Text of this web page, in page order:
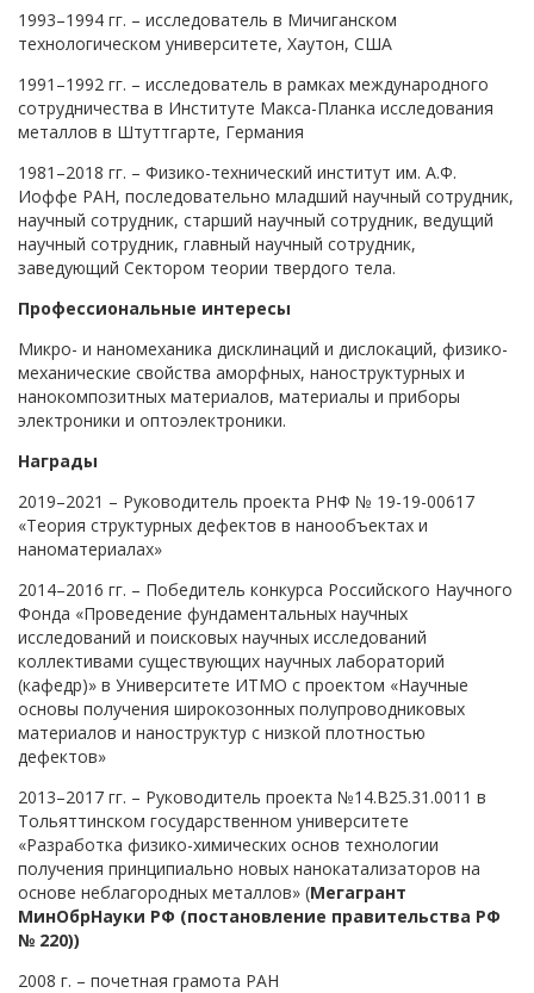
1993–1994 гг. – исследователь в Мичиганском
технологическом университете, Хаутон, США
1991–1992 гг. – исследователь в рамках международного
сотрудничества в Институте Макса-Планка исследования
металлов в Штуттгарте, Германия
1981–2018 гг. – Физико-технический институт им. А.Ф.
Иоффе РАН, последовательно младший научный сотрудник,
научный сотрудник, старший научный сотрудник, ведущий
научный сотрудник, главный научный сотрудник,
заведующий Сектором теории твердого тела.
Профессиональные интересы
Микро- и наномеханика дисклинаций и дислокаций, физико-
механические свойства аморфных, наноструктурных и
нанокомпозитных материалов, материалы и приборы
электроники и оптоэлектроники.
Награды
2019–2021 – Руководитель проекта РНФ № 19-19-00617
«Теория структурных дефектов в нанообъектах и
наноматериалах»
2014–2016 гг. – Победитель конкурса Российского Научного
Фонда «Проведение фундаментальных научных
исследований и поисковых научных исследований
коллективами существующих научных лабораторий
(кафедр)» в Университете ИТМО с проектом «Научные
основы получения широкозонных полупроводниковых
материалов и наноструктур с низкой плотностью
дефектов»
2013–2017 гг. – Руководитель проекта №14.В25.31.0011 в
Тольяттинском государственном университете
«Разработка физико-химических основ технологии
получения принципиально новых нанокатализаторов на
основе неблагородных металлов» (Мегагрант
МинОбрНауки РФ (постановление правительства РФ
№ 220))
2008 г. – почетная грамота РАН